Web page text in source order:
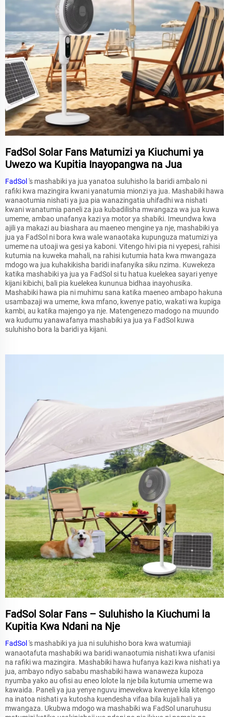
FadSol Solar Fans Matumizi ya Kiuchumi ya
Uwezo wa Kupitia Inayopangwa na Jua
FadSol 's mashabiki ya jua yanatoa suluhisho la baridi ambalo ni
rafiki kwa mazingira kwani yanatumia mionzi ya jua. Mashabiki hawa
wanaotumia nishati ya jua pia wanazingatia uhifadhi wa nishati
kwani wanatumia paneli za jua kubadilisha mwangaza wa jua kuwa
umeme, ambao unafanya kazi ya motor ya shabiki. Imeundwa kwa
ajili ya makazi au biashara au maeneo mengine ya nje, mashabiki ya
jua ya FadSol ni bora kwa wale wanaotaka kupunguza matumizi ya
umeme na utoaji wa gesi ya kaboni. Vitengo hivi pia ni vyepesi, rahisi
kutumia na kuweka mahali, na rahisi kutumia hata kwa mwangaza
mdogo wa jua kuhakikisha baridi inafanyika siku nzima. Kuwekeza
katika mashabiki ya jua ya FadSol si tu hatua kuelekea sayari yenye
kijani kibichi, bali pia kuelekea kununua bidhaa inayohusika.
Mashabiki hawa pia ni muhimu sana katika maeneo ambapo hakuna
usambazaji wa umeme, kwa mfano, kwenye patio, wakati wa kupiga
kambi, au katika majengo ya nje. Matengenezo madogo na muundo
wa kudumu yanawafanya mashabiki ya jua ya FadSol kuwa
suluhisho bora la baridi ya kijani.
FadSol Solar Fans – Suluhisho la Kiuchumi la
Kupitia Kwa Ndani na Nje
FadSol 's mashabiki ya jua ni suluhisho bora kwa watumiaji
wanaotafuta mashabiki wa baridi wanaotumia nishati kwa ufanisi
na rafiki wa mazingira. Mashabiki hawa hufanya kazi kwa nishati ya
jua, ambayo ndiyo sababu mashabiki hawa wanaweza kupoza
nyumba yako au ofisi au eneo lolote la nje bila kutumia umeme wa
kawaida. Paneli ya jua yenye nguvu imewekwa kwenye kila kitengo
na inatoa nishati ya kutosha kuendesha vifaa bila kujali hali ya
mwangaza. Ukubwa mdogo wa mashabiki wa FadSol unaruhusu